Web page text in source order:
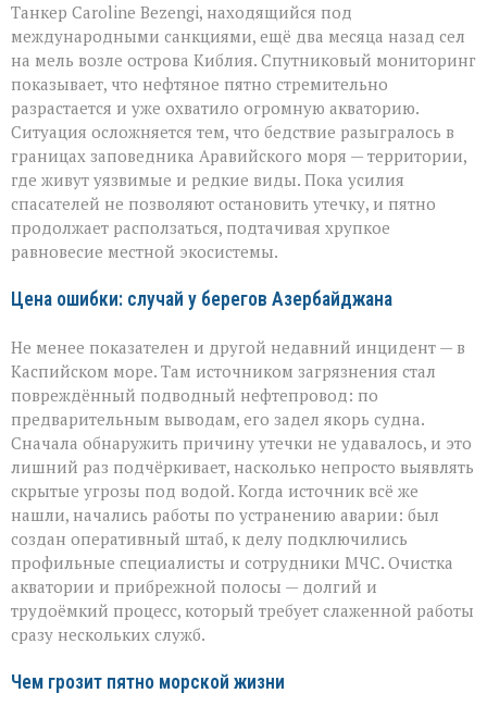
Танкер Caroline Bezengi, находящийся под
международными санкциями, ещё два месяца назад сел
на мель возле острова Киблия. Спутниковый мониторинг
показывает, что нефтяное пятно стремительно
разрастается и уже охватило огромную акваторию.
Ситуация осложняется тем, что бедствие разыгралось в
границах заповедника Аравийского моря — территории,
где живут уязвимые и редкие виды. Пока усилия
спасателей не позволяют остановить утечку, и пятно
продолжает расползаться, подтачивая хрупкое
равновесие местной экосистемы.
Цена ошибки: случай у берегов Азербайджана
Не менее показателен и другой недавний инцидент — в
Каспийском море. Там источником загрязнения стал
повреждённый подводный нефтепровод: по
предварительным выводам, его задел якорь судна.
Сначала обнаружить причину утечки не удавалось, и это
лишний раз подчёркивает, насколько непросто выявлять
скрытые угрозы под водой. Когда источник всё же
нашли, начались работы по устранению аварии: был
создан оперативный штаб, к делу подключились
профильные специалисты и сотрудники МЧС. Очистка
акватории и прибрежной полосы — долгий и
трудоёмкий процесс, который требует слаженной работы
сразу нескольких служб.
Чем грозит пятно морской жизни